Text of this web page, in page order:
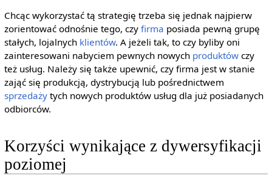
Chcąc wykorzystać tą strategię trzeba się jednak najpierw
zorientować odnośnie tego, czy firma posiada pewną grupę
stałych, lojalnych klientów. A jeżeli tak, to czy byliby oni
zainteresowani nabyciem pewnych nowych produktówczy
też usług. Należy się także upewnić, czy firma jest w stanie
zająć się produkcją, dystrybucją lub pośrednictwem
sprzedażytych nowych produktów usług dla już posiadanych
odbiorców.
Korzyści wynikające z dywersyfikacji
poziomej